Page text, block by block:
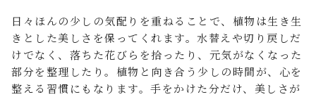
日々ほんの少しの気配りを重ねることで、植物は生き生
きとした美しさを保ってくれます。水替えや切り戻しだ
けでなく、落ちた花びらを拾ったり、元気がなくなった
部分を整理したり。植物と向き合う少しの時間が、心を
整える習慣にもなります。手をかけた分だけ、美しさが